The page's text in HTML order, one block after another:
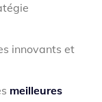
innovants et
meilleures